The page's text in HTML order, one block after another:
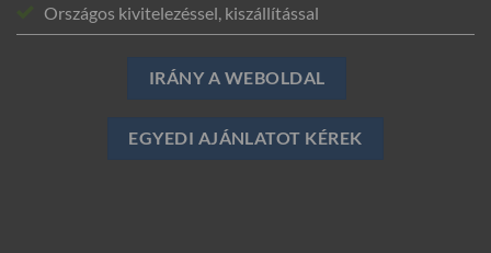
Országos kivitelezéssel, kiszállítással
IRÁNY A WEBOLDAL
EGYEDI AJÁNLATOT KÉREK